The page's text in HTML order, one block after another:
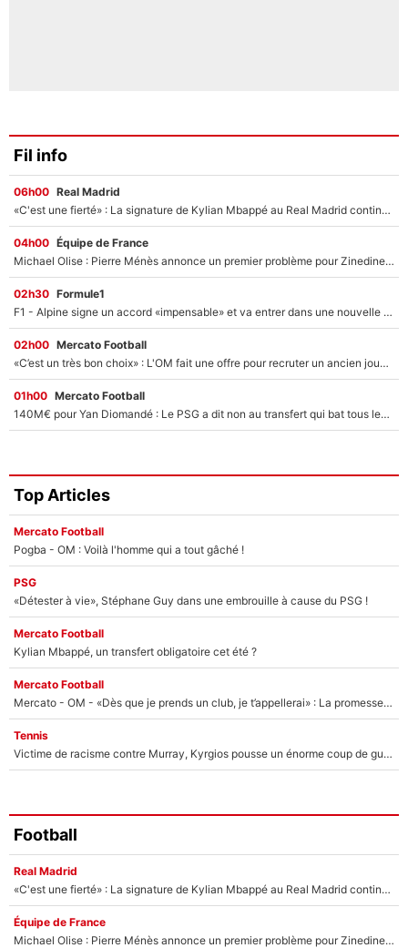
Fil info
06h00 Real Madrid
«C'est une fierté» : La signature de Kylian Mbappé au Real Madrid continue de régaler l'Espagne
04h00 Équipe de France
Michael Olise : Pierre Ménès annonce un premier problème pour Zinedine Zidane en équipe de France
02h30 Formule1
F1 - Alpine signe un accord «impensable» et va entrer dans une nouvelle dimension : Grande nouvelle pour Pierre Gasly !
02h00 Mercato Football
«C’est un très bon choix» : L'OM fait une offre pour recruter un ancien joueur du PSG... et c'est validé dans l'After Foot !
01h00 Mercato Football
140M€ pour Yan Diomandé : Le PSG a dit non au transfert qui bat tous les records sur le mercato
Top Articles
Mercato Football
Pogba - OM : Voilà l'homme qui a tout gâché !
PSG
«Détester à vie», Stéphane Guy dans une embrouille à cause du PSG !
Mercato Football
Kylian Mbappé, un transfert obligatoire cet été ?
Mercato Football
Mercato - OM - «Dès que je prends un club, je t’appellerai» : La promesse de Marcelino au moment de claquer la porte
Tennis
Victime de racisme contre Murray, Kyrgios pousse un énorme coup de gueule !
Football
Real Madrid
«C'est une fierté» : La signature de Kylian Mbappé au Real Madrid continue de régaler l'Espagne
Équipe de France
Michael Olise : Pierre Ménès annonce un premier problème pour Zinedine Zidane en équipe de France